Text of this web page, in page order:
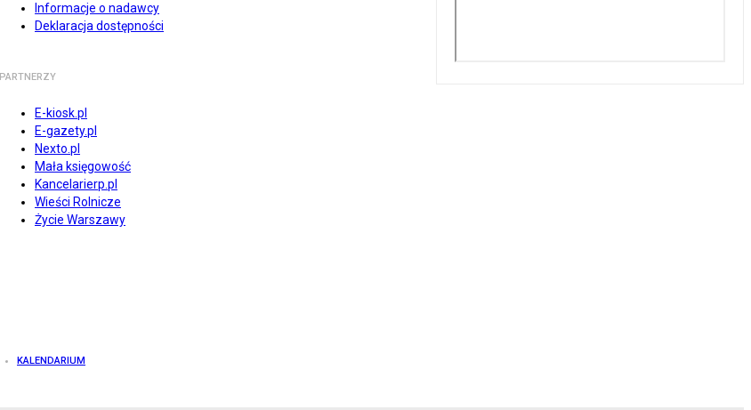
Informacje o nadawcy
Deklaracja dostępności
PARTNERZY
E-kiosk.pl
E-gazety.pl
Nexto.pl
Mała księgowość
Kancelarierp.pl
Wieści Rolnicze
Życie Warszawy
KALENDARIUM